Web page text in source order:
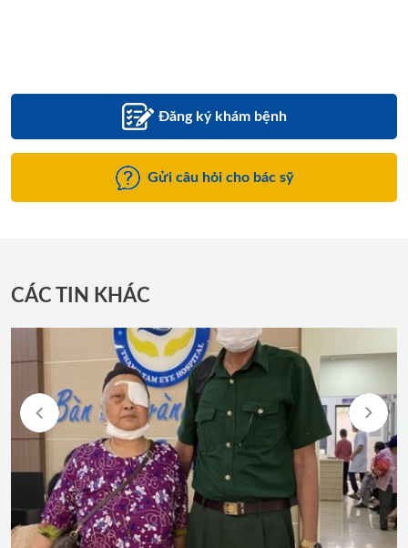
Đăng ký khám bệnh
Gửi câu hỏi cho bác sỹ
CÁC TIN KHÁC